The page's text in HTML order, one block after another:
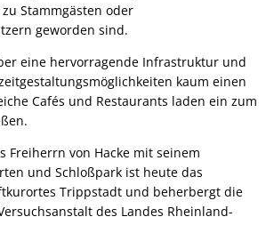
Stammgästen oder
geworden sind.
eine hervorragende Infrastruktur und
kaum einen
Cafés und Restaurants laden ein zum
Freiherrn von Hacke mit seinem
und Schloßpark ist heute das
Trippstadt und beherbergt die
des Landes Rheinland-